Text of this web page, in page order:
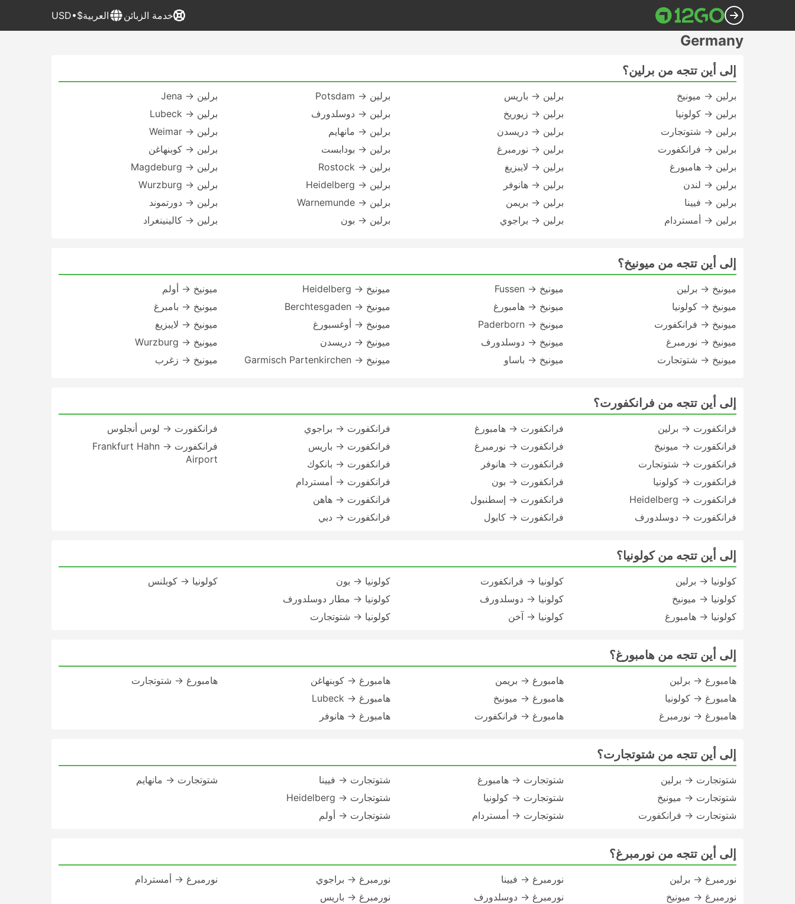
خدمة الزبائن العربية$•USD
Germany
إلى أين تتجه من برلين؟
برلين → ميونيخ
برلين → كولونيا
برلين → شتوتجارت
برلين → فرانكفورت
برلين → هامبورغ
برلين → لندن
برلين → فيينا
برلين → أمستردام
برلين → باريس
برلين → زيوريخ
برلين → دريسدن
برلين → نورمبرغ
برلين → لايبزيغ
برلين → هانوفر
برلين → بريمن
برلين → براجوي
برلين → Potsdam
برلين → دوسلدورف
برلين → مانهايم
برلين → بودابست
برلين → Rostock
برلين → Heidelberg
برلين → Warnemunde
برلين → بون
برلين → Jena
برلين → Lubeck
برلين → Weimar
برلين → كوبنهاغن
برلين → Magdeburg
برلين → Wurzburg
برلين → دورتموند
برلين → كالينينغراد
إلى أين تتجه من ميونيخ؟
ميونيخ → برلين
ميونيخ → كولونيا
ميونيخ → فرانكفورت
ميونيخ → نورمبرغ
ميونيخ → شتوتجارت
ميونيخ → Fussen
ميونيخ → هامبورغ
ميونيخ → Paderborn
ميونيخ → دوسلدورف
ميونيخ → باساو
ميونيخ → Heidelberg
ميونيخ → Berchtesgaden
ميونيخ → أوغسبورغ
ميونيخ → دريسدن
ميونيخ → Garmisch Partenkirchen
ميونيخ → أولم
ميونيخ → بامبرغ
ميونيخ → لايبزيغ
ميونيخ → Wurzburg
ميونيخ → زغرب
إلى أين تتجه من فرانكفورت؟
فرانكفورت → برلين
فرانكفورت → ميونيخ
فرانكفورت → شتوتجارت
فرانكفورت → كولونيا
فرانكفورت → Heidelberg
فرانكفورت → دوسلدورف
فرانكفورت → هامبورغ
فرانكفورت → نورمبرغ
فرانكفورت → هانوفر
فرانكفورت → بون
فرانكفورت → إسطنبول
فرانكفورت → كابول
فرانكفورت → براجوي
فرانكفورت → باريس
فرانكفورت → بانكوك
فرانكفورت → أمستردام
فرانكفورت → هاهن
فرانكفورت → دبي
فرانكفورت → لوس أنجلوس
فرانكفورت → Frankfurt Hahn
Airport
إلى أين تتجه من كولونيا؟
كولونيا → برلين
كولونيا → ميونيخ
كولونيا → هامبورغ
كولونيا → فرانكفورت
كولونيا → دوسلدورف
كولونيا → آخن
كولونيا → بون
كولونيا → مطار دوسلدورف
كولونيا → شتوتجارت
كولونيا → كوبلنس
إلى أين تتجه من هامبورغ؟
هامبورغ → برلين
هامبورغ → كولونيا
هامبورغ → نورمبرغ
هامبورغ → بريمن
هامبورغ → ميونيخ
هامبورغ → فرانكفورت
هامبورغ → كوبنهاغن
هامبورغ → Lubeck
هامبورغ → هانوفر
هامبورغ → شتوتجارت
إلى أين تتجه من شتوتجارت؟
شتوتجارت → برلين
شتوتجارت → ميونيخ
شتوتجارت → فرانكفورت
شتوتجارت → هامبورغ
شتوتجارت → كولونيا
شتوتجارت → أمستردام
شتوتجارت → فيينا
شتوتجارت → Heidelberg
شتوتجارت → أولم
شتوتجارت → مانهايم
إلى أين تتجه من نورمبرغ؟
نورمبرغ → برلين
نورمبرغ → ميونيخ
نورمبرغ → فيينا
نورمبرغ → دوسلدورف
نورمبرغ → براجوي
نورمبرغ → باريس
نورمبرغ → أمستردام